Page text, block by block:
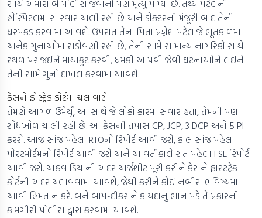
સાથે અમારા બે પોલીસ જવાનો પણ મૃત્યુ પામ્યા છે. તથ્ય પટેલની
હોસ્પિટલમાં સારવાર ચાલી રહી છે અને ડોક્ટરની મંજૂરી બાદ તેની
ધરપકડ કરવામાં આવશે. ઉપરાંત તેના પિતા પ્રજ્ઞેશ પટેલ જે ભૂતકાળમાં
અનેક ગુનાઓમાં સંડોવણી રહી છે, તેની સામે સામાન્ય નાગરિકો સાથે
સ્થળ પર જઈને માથાકુટ કરવી, ધમકી આપવી જેવી ઘટનાઓને લઈને
તેની સામે ગુનો દાખલ કરવામાં આવશે.
કેસને ફોસ્ટ્રેક કોર્ટમાં ચલાવાશે
તેમણે આગળ ઉમેર્યું, આ સાથે જે લોકો કારમાં સવાર હતા, તેમની પણ
શોધખોળ ચાલી રહી છે. આ કેસની તપાસ CP, JCP, 3 DCP અને 5 PI
કરશે. આજ સાંજ પહેલા RTOનો રિપોર્ટ આવી જશે, કાલ સાંજ પહેલા
પોસ્ટમોર્ટમનો રિપોર્ટ આવી જશે અને આવતીકાલે રાત પહેલા FSL રિપોર્ટ
આવી જશે. અઠવાડિયાની અંદર ચાર્જશીટ પૂરી કરીને કેસને ફાસ્ટટ્રેક
કોર્ટની અંદર ચલાવવામાં આવશે, જેથી કરીને કોઈ નબીરા ભવિષ્યમાં
આવી હિંમત ન કરે. બંને બાપ-દીકરાને કાયદાનું ભાન પડે તે પ્રકારની
કામગીરી પોલીસ દ્વારા કરવામાં આવશે.